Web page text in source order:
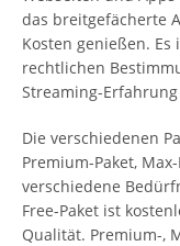
das breitgefächerte
Kosten genießen.
rechtlichen
Streaming-
Die verschiedenen
Premium-Paket,
verschiedene
Free-Paket ist
Qualität. Premium-,